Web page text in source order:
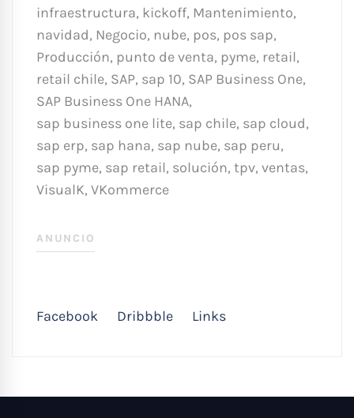
infraestructura, kickoff, Mantenimiento,
navidad, Negocio, nube, pos, pos sap,
Producción, punto de venta, pyme, retail,
retail chile, SAP, sap 10, SAP Business One,
SAP Business One HANA,
sap business one lite, sap chile, sap cloud,
sap erp, sap hana, sap nube, sap peru,
sap pyme, sap retail, solución, tpv, ventas,
VisualK, VKommerce
ANUNCIO
Facebook Dribbble Links